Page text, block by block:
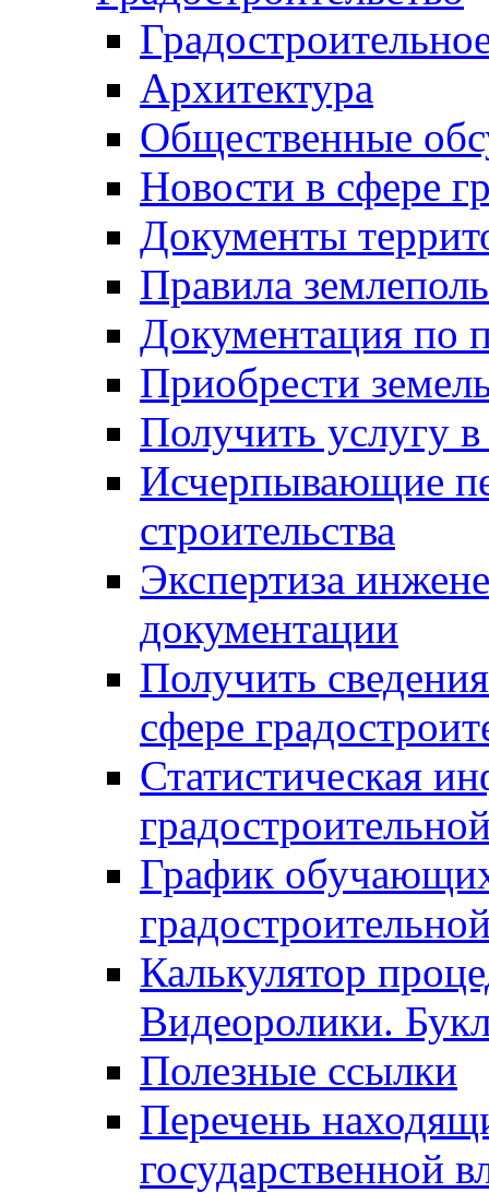
Архитектура
Общественные
Новости в сфере
Документы
Правила
Документация по
Приобрести
Получить услугу в
Исчерпывающие
строительства
Экспертиза
документации
Получить
сфере
Статистическая
График
Калькулятор
Видеоролики.
Полезные ссылки
Перечень
государственной